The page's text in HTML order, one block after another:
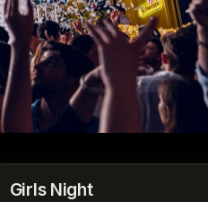
Girls Night